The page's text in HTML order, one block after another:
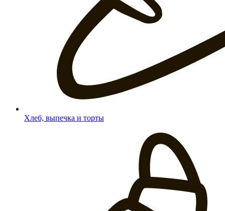
Хлеб, выпечка и торты